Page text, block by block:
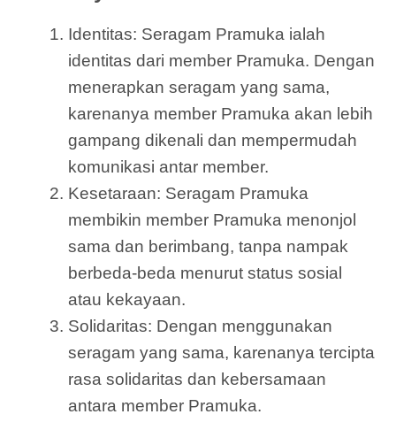
Identitas: Seragam Pramuka ialah
identitas dari member Pramuka. Dengan
menerapkan seragam yang sama,
karenanya member Pramuka akan lebih
gampang dikenali dan mempermudah
komunikasi antar member.
Kesetaraan: Seragam Pramuka
membikin member Pramuka menonjol
sama dan berimbang, tanpa nampak
berbeda-beda menurut status sosial
atau kekayaan.
Solidaritas: Dengan menggunakan
seragam yang sama, karenanya tercipta
rasa solidaritas dan kebersamaan
antara member Pramuka.